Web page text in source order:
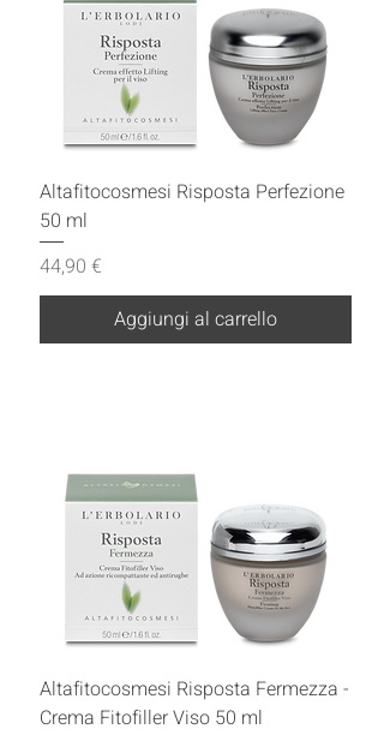
Altafitocosmesi Risposta Perfezione
50 ml
Prezzo
44,90 €
Aggiungi al carrello
Altafitocosmesi Risposta Fermezza -
Crema Fitofiller Viso 50 ml